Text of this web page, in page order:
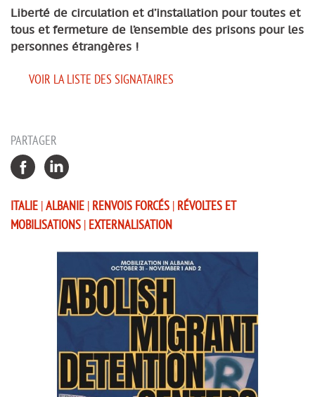
Liberté de circulation et d’installation pour toutes et
tous et fermeture de l’ensemble des prisons pour les
personnes étrangères !
VOIR LA LISTE DES SIGNATAIRES
PARTAGER
ITALIE |ALBANIE | RENVOIS FORCÉS | RÉVOLTES ET
MOBILISATIONS | EXTERNALISATION